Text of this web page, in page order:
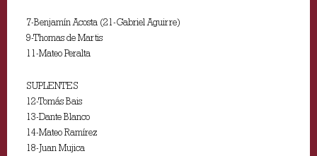
7-Benjamín Acosta (21-Gabriel Aguirre)
9-Thomas de Martis
11-Mateo Peralta
SUPLENTES
12-Tomás Bais
13-Dante Blanco
14-Mateo Ramírez
18-Juan Mujica